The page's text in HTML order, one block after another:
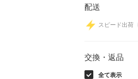
配送
スピード出荷
交換・返品
全て表示